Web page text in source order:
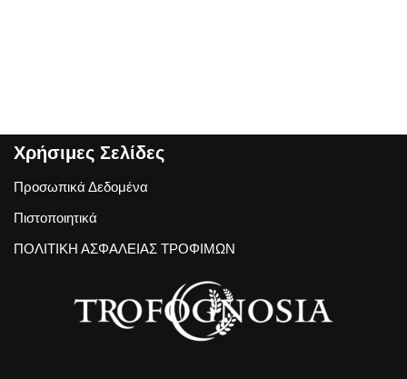
Χρήσιμες Σελίδες
Προσωπικά Δεδομένα
Πιστοποιητικά
ΠΟΛΙΤΙΚΗ ΑΣΦΑΛΕΙΑΣ ΤΡΟΦΙΜΩΝ